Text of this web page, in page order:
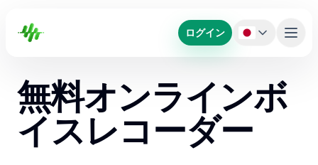
ログイン
無料オンラインボ
イスレコーダー